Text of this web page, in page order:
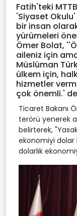
Fatih'teki
'Siyaset
bir insan
yürümeleri
Ömer Bolat,
aileniz için
Müslüman
ülkem için,
hizmetler
çok önemli.'
Ticaret Bakanı
terörü yenerek
belirterek,
ekonomiyi dolar
dolarlık